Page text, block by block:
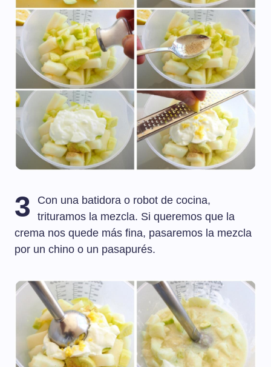
3
Con una batidora o robot de cocina,
trituramos la mezcla. Si queremos que la
crema nos quede más fina, pasaremos la mezcla
por un chino o un pasapurés.